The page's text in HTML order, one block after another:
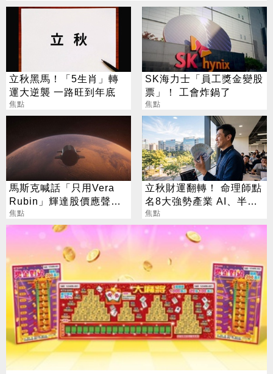
立秋黑馬！「5生肖」轉
運大逆襲 一路旺到年底
焦點
SK海力士「員工獎金變股
票」！ 工會炸鍋了
焦點
馬斯克喊話「只用Vera
Rubin」輝達股價應聲勁
揚
焦點
立秋財運翻轉！ 命理師點
名8大強勢產業 AI、半導
體成最強黑馬
焦點